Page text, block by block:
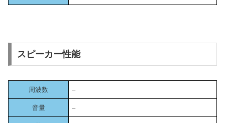
スピーカー性能
周波数 –
音量 –